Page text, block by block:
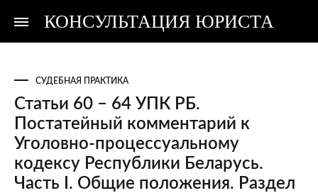
КОНСУЛЬТАЦИЯ ЮРИСТА
Консультация
Консультация
СУДЕБНАЯ ПРАКТИКА
Статьи 60 – 64 УПК РБ.
Постатейный комментарий к
Уголовно-процессуальному
кодексу Республики Беларусь.
Часть I. Общие положения. Раздел